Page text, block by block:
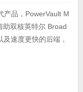
产品，PowerVault M
助双核英特尔 Broad
速度更快的后端，